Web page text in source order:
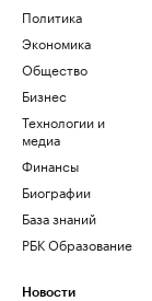
Политика
Экономика
Общество
Бизнес
Технологии и
медиа
Финансы
Биографии
База знаний
РБК Образование
Новости